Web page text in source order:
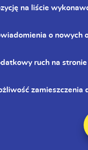
na liście
o nowych
ruch na